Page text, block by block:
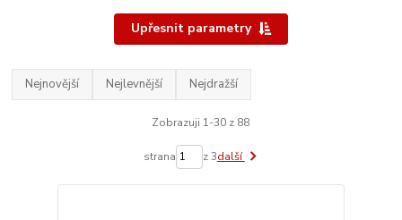
Upřesnit parametry
Nejnovější Nejlevnější Nejdražší
Zobrazuji 1-30 z 88
strana z 3další